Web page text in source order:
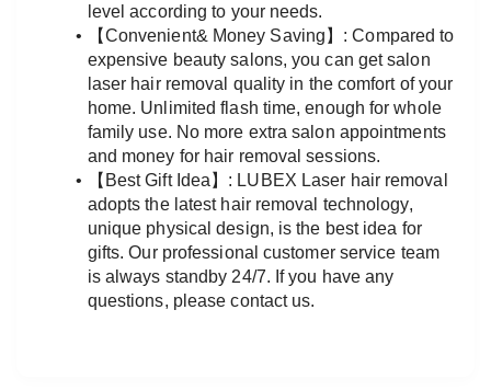
level according to your needs.
【Convenient& Money Saving】: Compared to
expensive beauty salons, you can get salon
laser hair removal quality in the comfort of your
home. Unlimited flash time, enough for whole
family use. No more extra salon appointments
and money for hair removal sessions.
【Best Gift Idea】: LUBEX Laser hair removal
adopts the latest hair removal technology,
unique physical design, is the best idea for
gifts. Our professional customer service team
is always standby 24/7. If you have any
questions, please contact us.